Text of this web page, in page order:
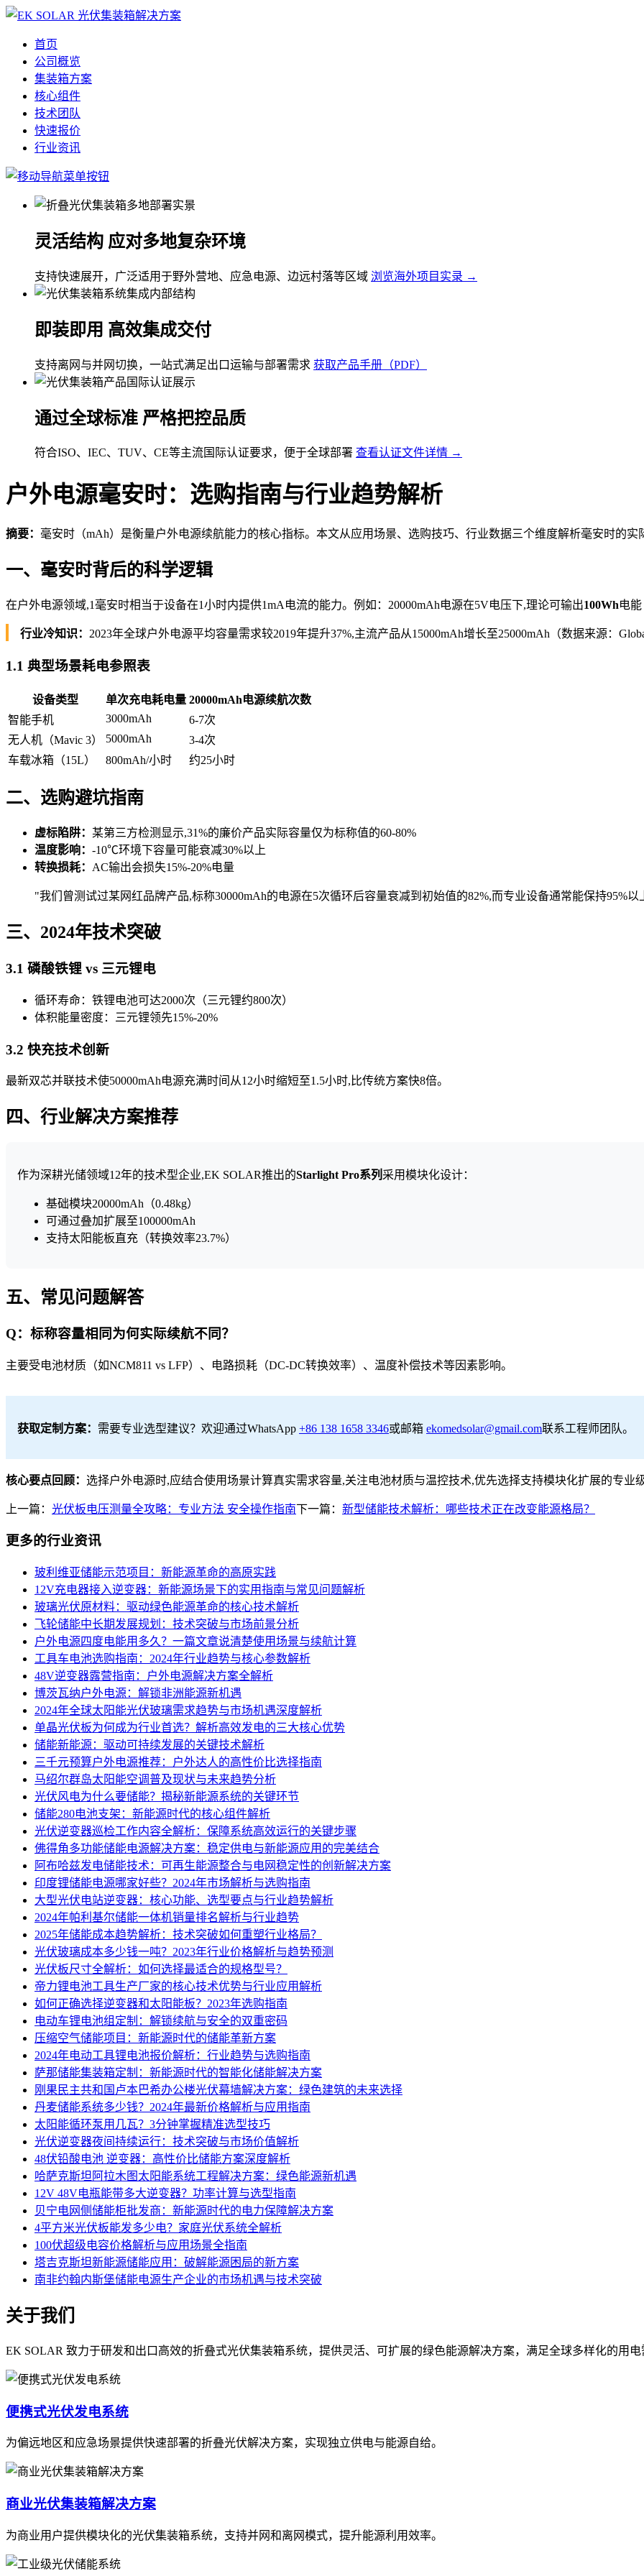
首页
公司概览
集装箱方案
核心组件
技术团队
快速报价
行业资讯
灵活结构 应对多地复杂环境
支持快速展开，广泛适用于野外营地、应急电源、边远村落等区域 浏览海外项目实录 →
即装即用 高效集成交付
支持离网与并网切换，一站式满足出口运输与部署需求 获取产品手册（PDF）
通过全球标准 严格把控品质
符合ISO、IEC、TUV、CE等主流国际认证要求，便于全球部署 查看认证文件详情 →
户外电源毫安时：选购指南与行业趋势解析
摘要： 毫安时（mAh）是衡量户外电源续航能力的核心指标。本文从应用场景、选购技巧、行业数据三个维度解析毫安时的
一、毫安时背后的科学逻辑
在户外电源领域,1毫安时相当于设备在1小时内提供1mA电流的能力。例如：20000mAh电源在5V电压下,理论可输出100Wh电
行业冷知识： 2023年全球户外电源平均容量需求较2019年提升37%,主流产品从15000mAh增长至25000mAh（数据来源：
1.1 典型场景耗电参照表
设备类型 单次充电耗电量 20000mAh电源续航次数
智能手机
3000mAh
6-7次
无人机（Mavic 3）
5000mAh
3-4次
车载冰箱（15L）
800mAh/小时 约25小时
二、选购避坑指南
虚标陷阱： 某第三方检测显示,31%的廉价产品实际容量仅为标称值的60-80%
温度影响： -10℃环境下容量可能衰减30%以上
转换损耗： AC输出会损失15%-20%电量
"我们曾测试过某网红品牌产品,标称30000mAh的电源在5次循环后容量衰减到初始值的82%,而专业设备通常能保持95%
三、2024年技术突破
3.1 磷酸铁锂 vs 三元锂电
循环寿命：铁锂电池可达2000次（三元锂约800次）
体积能量密度：三元锂领先15%-20%
3.2 快充技术创新
最新双芯并联技术使50000mAh电源充满时间从12小时缩短至1.5小时,比传统方案快8倍。
四、行业解决方案推荐
作为深耕光储领域12年的技术型企业,EK SOLAR推出的Starlight Pro系列 采用模块化设计：
基础模块20000mAh（0.48kg）
可通过叠加扩展至100000mAh
支持太阳能板直充（转换效率23.7%）
五、常见问题解答
Q：标称容量相同为何实际续航不同？
主要受电池材质（如NCM811 vs LFP）、电路损耗（DC-DC转换效率）、温度补偿技术等因素影响。
获取定制方案： 需要专业选型建议？欢迎通过WhatsApp +86 138 1658 3346或邮箱 ekomedsolar@gmail.com联系工程师团队。
核心要点回顾： 选择户外电源时,应结合使用场景计算真实需求容量,关注电池材质与温控技术,优先选择支持模块化扩展的专业
上一篇： 光伏板电压测量全攻略：专业方法 安全操作指南下一篇： 新型储能技术解析：哪些技术正在改变能源格局？
更多的行业资讯
玻利维亚储能示范项目：新能源革命的高原实践
12V充电器接入逆变器：新能源场景下的实用指南与常见问题解析
玻璃光伏原材料：驱动绿色能源革命的核心技术解析
飞轮储能中长期发展规划：技术突破与市场前景分析
户外电源四度电能用多久？一篇文章说清楚使用场景与续航计算
工具车电池选购指南：2024年行业趋势与核心参数解析
48V逆变器露营指南：户外电源解决方案全解析
博茨瓦纳户外电源：解锁非洲能源新机遇
2024年全球太阳能光伏玻璃需求趋势与市场机遇深度解析
单晶光伏板为何成为行业首选？解析高效发电的三大核心优势
储能新能源：驱动可持续发展的关键技术解析
三千元预算户外电源推荐：户外达人的高性价比选择指南
马绍尔群岛太阳能空调普及现状与未来趋势分析
光伏风电为什么要储能？揭秘新能源系统的关键环节
储能280电池支架：新能源时代的核心组件解析
光伏逆变器巡检工作内容全解析：保障系统高效运行的关键步骤
佛得角多功能储能电源解决方案：稳定供电与新能源应用的完美结合
阿布哈兹发电储能技术：可再生能源整合与电网稳定性的创新解决方案
印度锂储能电源哪家好些？2024年市场解析与选购指南
大型光伏电站逆变器：核心功能、选型要点与行业趋势解析
2024年帕利基尔储能一体机销量排名解析与行业趋势
2025年储能成本趋势解析：技术突破如何重塑行业格局？
光伏玻璃成本多少钱一吨？2023年行业价格解析与趋势预测
光伏板尺寸全解析：如何选择最适合的规格型号？
帝力锂电池工具生产厂家的核心技术优势与行业应用解析
如何正确选择逆变器和太阳能板？2023年选购指南
电动车锂电池组定制：解锁续航与安全的双重密码
压缩空气储能项目：新能源时代的储能革新方案
2024年电动工具锂电池报价解析：行业趋势与选购指南
萨那储能集装箱定制：新能源时代的智能化储能解决方案
刚果民主共和国卢本巴希办公楼光伏幕墙解决方案：绿色建筑的未来选择
丹麦储能系统多少钱？2024年最新价格解析与应用指南
太阳能循环泵用几瓦？3分钟掌握精准选型技巧
光伏逆变器夜间持续运行：技术突破与市场价值解析
48伏铅酸电池 逆变器：高性价比储能方案深度解析
哈萨克斯坦阿拉木图太阳能系统工程解决方案：绿色能源新机遇
12V 48V电瓶能带多大逆变器？功率计算与选型指南
贝宁电网侧储能柜批发商：新能源时代的电力保障解决方案
4平方米光伏板能发多少电？家庭光伏系统全解析
100伏超级电容价格解析与应用场景全指南
塔吉克斯坦新能源储能应用：破解能源困局的新方案
南非约翰内斯堡储能电源生产企业的市场机遇与技术突破
关于我们
EK SOLAR 致力于研发和出口高效的折叠式光伏集装箱系统，提供灵活、可扩展的绿色能源解决方案，满足全球多样化的用电
便携式光伏发电系统
为偏远地区和应急场景提供快速部署的折叠光伏解决方案，实现独立供电与能源自给。
商业光伏集装箱解决方案
为商业用户提供模块化的光伏集装箱系统，支持并网和离网模式，提升能源利用效率。